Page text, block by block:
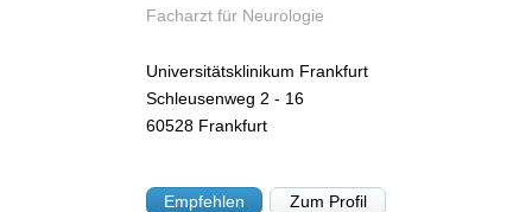
Facharzt für Neurologie
Universitätsklinikum Frankfurt
Schleusenweg 2 - 16
60528 Frankfurt
Empfehlen Zum Profil